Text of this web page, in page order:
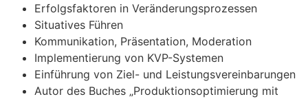
Erfolgsfaktoren in Veränderungsprozessen
Situatives Führen
Kommunikation, Präsentation, Moderation
Implementierung von KVP-Systemen
Einführung von Ziel- und Leistungsvereinbarungen
Autor des Buches „Produktionsoptimierung mit